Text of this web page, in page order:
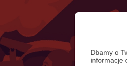
Dbamy o
informacje